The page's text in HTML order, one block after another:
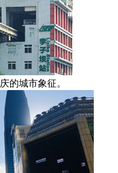
的城市象征。